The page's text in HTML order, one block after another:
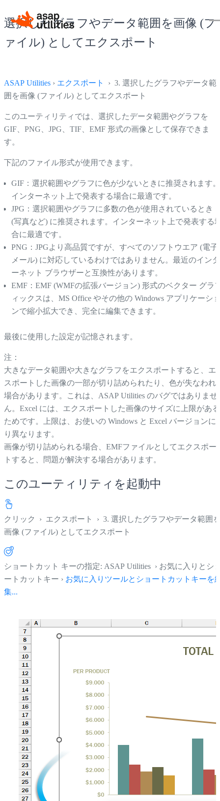
選択したグラフやデータ範囲を画像 (フ
ァイル) としてエクスポート
ASAP Utilities › エクスポート
› 3. 選択したグラフやデータ範
囲を画像 (ファイル) としてエクスポート
このユーティリティでは、選択したデータ範囲やグラフを
GIF、PNG、JPG、TIF、EMF 形式の画像として保存できま
す。
下記のファイル形式が使用できます。
GIF：選択範囲やグラフに色が少ないときに推奨されます。
インターネット上で発表する場合に最適です。
JPG：選択範囲やグラフに多数の色が使用されているとき
(写真など) に推奨されます。インターネット上で発表する
合に最適です。
PNG：JPGより高品質ですが、すべてのソフトウエア (電子
メール) に対応しているわけではありません。最近のインタ
ーネット ブラウザーと互換性があります。
EMF：EMF (WMFの拡張バージョン) 形式のベクター グラ
ィックスは、MS Office やその他の Windows アプリケーシ
ンで縮小拡大でき、完全に編集できます。
最後に使用した設定が記憶されます。
注：
大きなデータ範囲や大きなグラフをエクスポートすると、エ
スポートした画像の一部が切り詰められたり、色が失なわれ
場合があります。これは、ASAP Utilities のバグではありませ
ん。Excel には、エクスポートした画像のサイズに上限がある
ためです。上限は、お使いの Windows と Excel バージョンに
り異なります。
画像が切り詰められる場合、EMFファイルとしてエクスポー
トすると、問題が解決する場合があります。
このユーティリティを起動中
クリック › エクスポート › 3. 選択したグラフやデータ範囲
画像 (ファイル) としてエクスポート
ショートカット キーの指定: ASAP Utilities › お気に入りとシ
ートカットキー › お気に入りツールとショートカットキーを
集...